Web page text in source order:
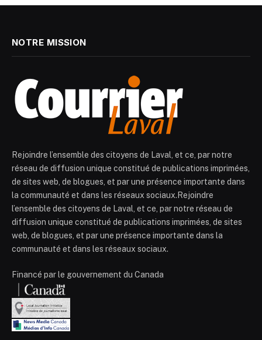
NOTRE MISSION
Rejoindre l’ensemble des citoyens de Laval, et ce, par notre
réseau de diffusion unique constitué de publications imprimées,
de sites web, de blogues, et par une présence importante dans
la communauté et dans les réseaux sociaux.Rejoindre
l’ensemble des citoyens de Laval, et ce, par notre réseau de
diffusion unique constitué de publications imprimées, de sites
web, de blogues, et par une présence importante dans la
communauté et dans les réseaux sociaux.
Financé par le gouvernement du Canada